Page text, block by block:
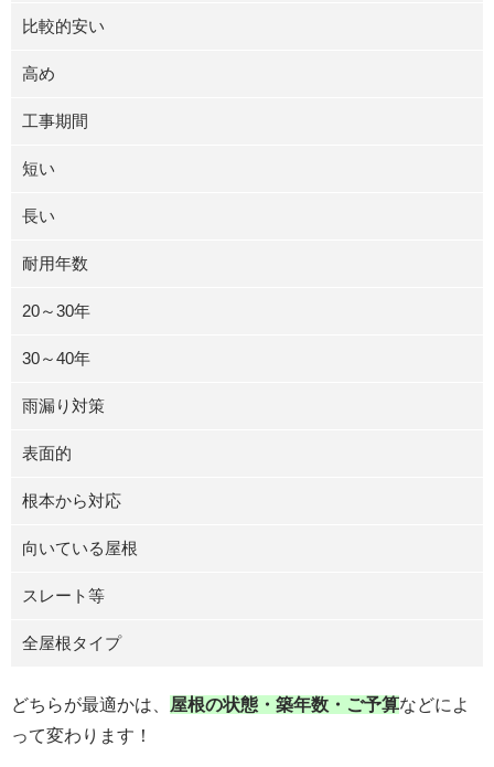
比較的安い
高め
工事期間
短い
長い
耐用年数
20～30年
30～40年
雨漏り対策
表面的
根本から対応
向いている屋根
スレート等
全屋根タイプ
どちらが最適かは、 屋根の状態・築年数・ご予算などによ
って変わります！